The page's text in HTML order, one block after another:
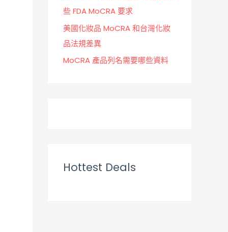
些 FDA MoCRA 要求
美國化妝品 MoCRA 和台灣化妝
品法規差異
MoCRA 產品列名需要哪些資料
Hottest Deals